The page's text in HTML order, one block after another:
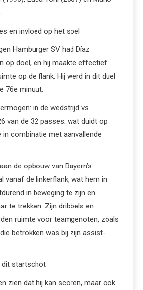
en invloed op het spel
Hamburger SV had Díaz
op doel, en hij maakte effectief
op de flank. Hij werd in dit duel
76e minuut.
in de wedstrijd vs.
van de 32 passes, wat duidt op
in combinatie met aanvallende
de opbouw van Bayern’s
vanaf de linkerflank, wat hem in
in beweging te zijn en
te trekken. Zijn dribbels en
ruimte voor teamgenoten, zoals
betrokken was bij zijn assist-
dit startschot
zien dat hij kan scoren, maar ook